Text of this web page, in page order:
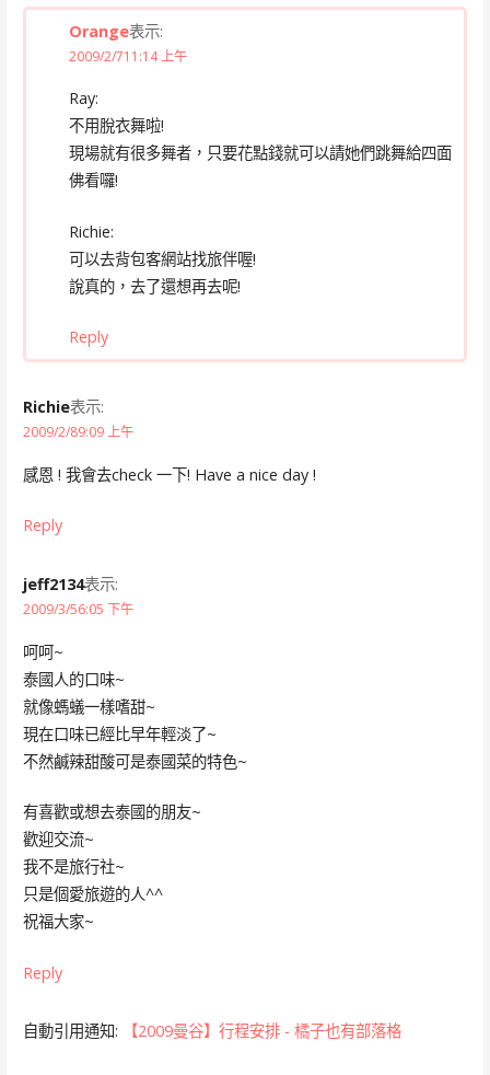
Orange表示:
2009/2/711:14 上午
Ray:
不用脫衣舞啦!
現場就有很多舞者，只要花點錢就可以請她們跳舞給四面
佛看囉!
Richie:
可以去背包客網站找旅伴喔!
說真的，去了還想再去呢!
Reply
Richie表示:
2009/2/89:09 上午
感恩 ! 我會去check 一下! Have a nice day !
Reply
jeff2134表示:
2009/3/56:05 下午
呵呵~
泰國人的口味~
就像螞蟻一樣嗜甜~
現在口味已經比早年輕淡了~
不然鹹辣甜酸可是泰國菜的特色~
有喜歡或想去泰國的朋友~
歡迎交流~
我不是旅行社~
只是個愛旅遊的人^^
祝福大家~
Reply
自動引用通知: 【2009曼谷】行程安排 - 橘子也有部落格